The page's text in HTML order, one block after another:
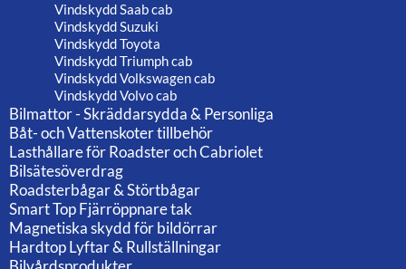
Vindskydd Saab cab
Vindskydd Suzuki
Vindskydd Toyota
Vindskydd Triumph cab
Vindskydd Volkswagen cab
Vindskydd Volvo cab
Bilmattor - Skräddarsydda & Personliga
Båt- och Vattenskoter tillbehör
Lasthållare för Roadster och Cabriolet
Bilsätesöverdrag
Roadsterbågar & Störtbågar
Smart Top Fjärröppnare tak
Magnetiska skydd för bildörrar
Hardtop Lyftar & Rullställningar